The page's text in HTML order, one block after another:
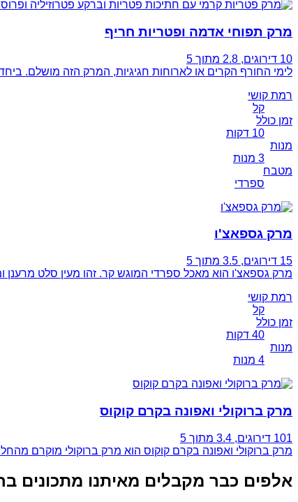
מרק תפוחי אדמה ופטריות חריף
10 דירוגים
, 2.8 מתוך 5
לימי החורף הקרים או לארוחות חגיגיות, המרק הזה מושלם.
רמת קושי
קל
זמן כולל
10 דקות
מנות
3 מנות
מטבח
ספרדי
מרק גספאצ'ו
15 דירוגים
, 3.5 מתוך 5
מרק גספאצ'ו הוא מאכל ספרדי המוגש קר. זהו מעין סלט מרענן
רמת קושי
קל
זמן כולל
40 דקות
מנות
4 מנות
מרק ברוקולי ואפונה בקרם קוקוס
101 דירוגים
, 3.4 מתוך 5
מרק ברוקולי ואפונה בקרם קוקוס הוא מרק ברוקולי מוקרם
אלפים כבר מקבלים מאיתנו מתכונים